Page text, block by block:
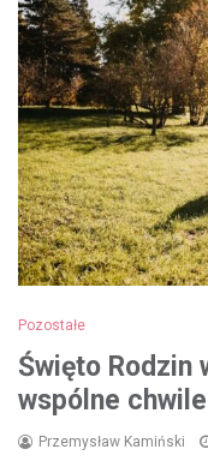
Pozostałe
Święto Rodzin
wspólne
Przemysław Kamiński